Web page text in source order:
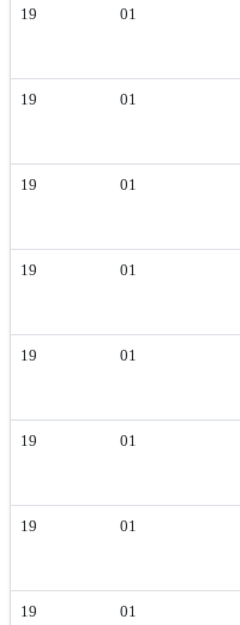
19 01
19 01
19 01
19 01
19 01
19 01
19 01
19 01